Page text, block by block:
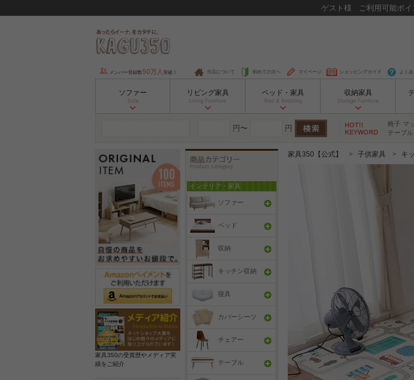
ゲスト 様 ご利用可能ポイ
メンバー登録数 50万人 突破！ 当店について 初めての方へ マイページ ショッピングガイド よく
ソファー
Sofa
リビング家具
Living Furniture
ベッド・家具
Bed & Bedding
収納家具
Storage Furniture
円〜 円 椅子 マ
テーブル
家具350の受賞歴やメディア実
績をご紹介
インテリア・家具
ソファー
ベッド
収納
キッチン収納
寝具
カバーシーツ
チェアー
テーブル
家具350【公式】 子供家具 キ